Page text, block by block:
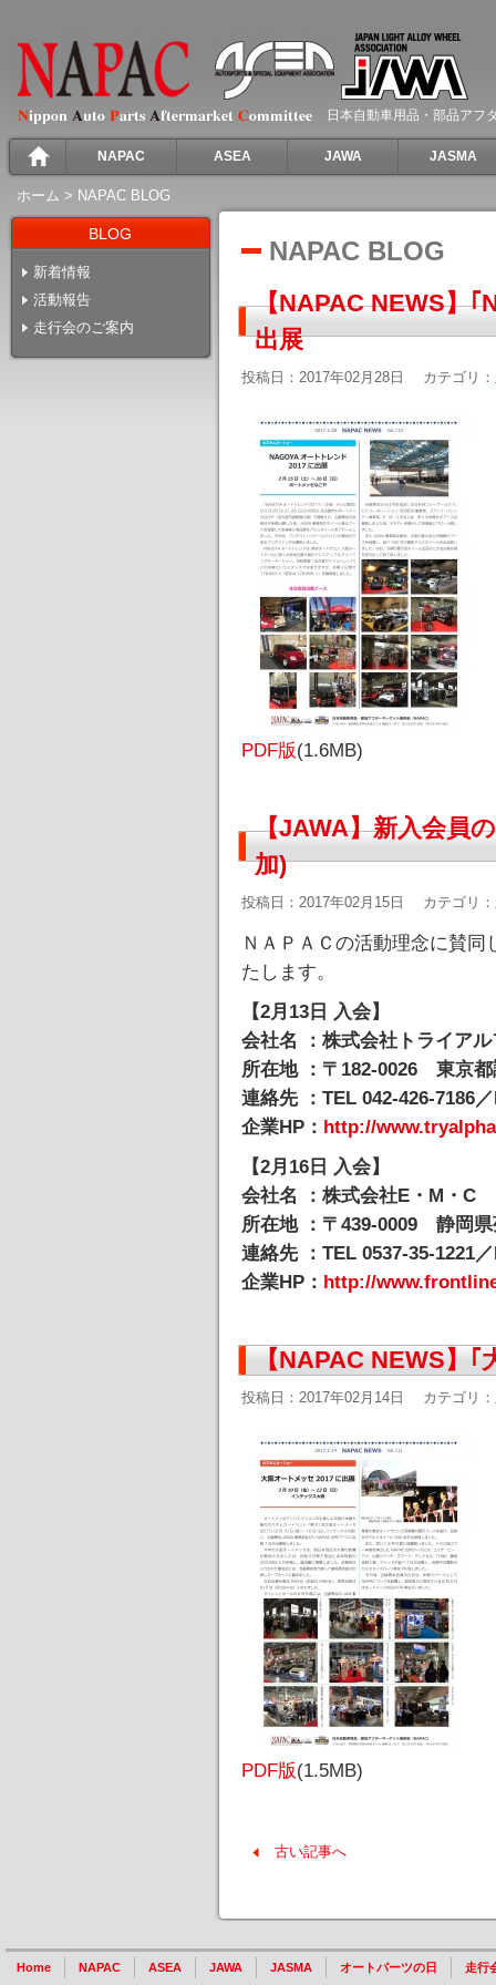
日本自動車用品・部品アフ
NAPAC ASEA JAWA JASMA
ホーム > NAPAC BLOG
BLOG
新着情報
活動報告
走行会のご案内
NAPAC BLOG
【NAPAC NEWS】｢
出展
投稿日：2017年02月28日 カテゴリ：
PDF版(1.6MB)
【JAWA】新入会
加)
投稿日：2017年02月15日 カテゴリ：
ＮＡＰＡＣの活動理念に賛
たします。
【2月13日 入会】
会社名 ：株式会社トライアル
所在地 ：〒182-0026 東京
連絡先 ：TEL 042-426-7186
企業HP： http://
【2月16日 入会】
会社名 ：株式会社E・M・C
所在地 ：〒439-0009 静岡県
連絡先 ：TEL 0537-35-1221
企業HP： http://
【NAPAC NEWS】
投稿日：2017年02月14日 カテゴリ：
PDF版(1.5MB)
古い記事へ
Home NAPAC ASEA JAWA JASMA オートパーツの日 走行